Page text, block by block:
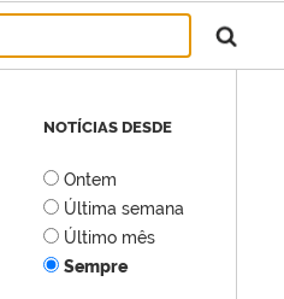
NOTÍCIAS DESDE
Ontem
Última semana
Último mês
Sempre